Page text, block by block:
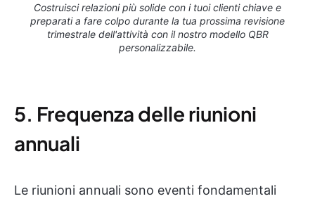
Costruisci relazioni più solide con i tuoi clienti chiave e
preparati a fare colpo durante la tua prossima revisione
trimestrale dell'attività con il nostro modello QBR
personalizzabile.
5. Frequenza delle riunioni
annuali
Le riunioni annuali sono eventi fondamentali